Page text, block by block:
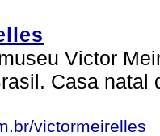
Victor
Casa
victormeirelles